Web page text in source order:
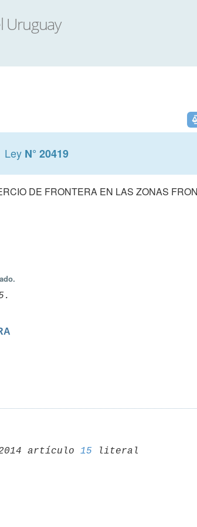
Ley N° 20419
DE FRONTERA EN LAS ZONAS
2014 artículo 15 literal